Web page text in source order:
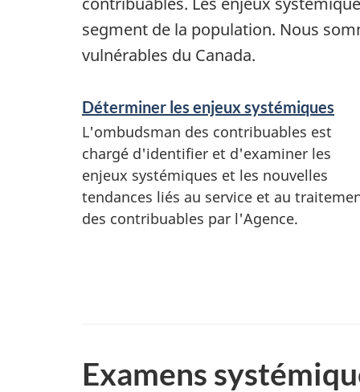
segment de la population. Nous
vulnérables du Canada.
S
e
r
v
s
Déterminer les enjeux systémiques
L'ombudsman des contribuables est
chargé d'identifier et d'examiner les
enjeux systémiques et les nouvelles
tendances liés au service et au
des contribuables par l'Agence.
Examens